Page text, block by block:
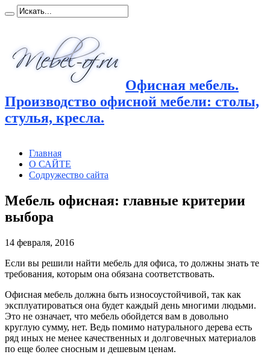
Офисная мебель.
Производство офисной мебели: столы,
стулья, кресла.
Главная
О САЙТЕ
Содружество сайта
Мебель офисная: главные критерии
выбора
14 февраля, 2016
Если вы решили найти мебель для офиса, то должны знать те
требования, которым она обязана соответствовать.
Офисная мебель должна быть износоустойчивой, так как
эксплуатироваться она будет каждый день многими людьми.
Это не означает, что мебель обойдется вам в довольно
круглую сумму, нет. Ведь помимо натурального дерева есть
ряд иных не менее качественных и долговечных материалов
по еще более сносным и дешевым ценам.